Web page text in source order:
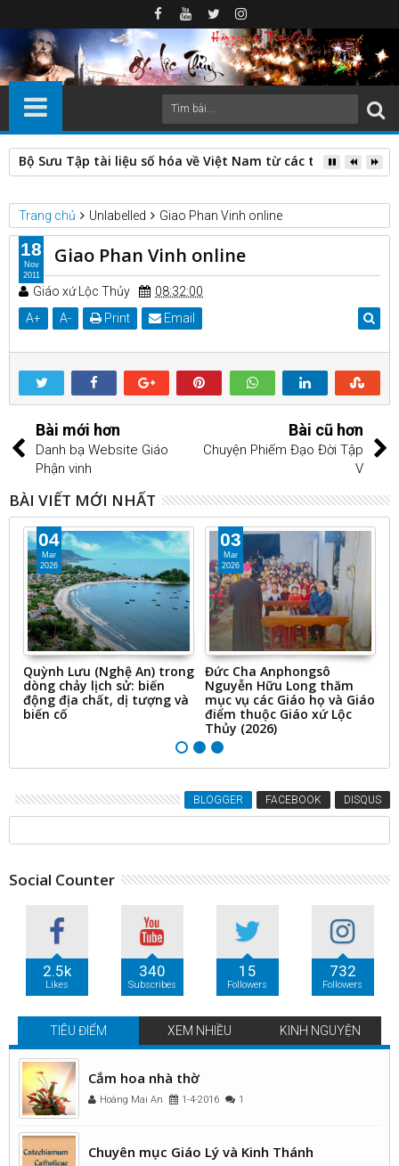
Bộ Sưu Tập tài liệu số hóa về Việt Nam từ các thư viện nước
Trang chủ Unlabelled Giao Phan Vinh online
Giao Phan Vinh online
Giáo xứ Lộc Thủy
08:32:00
A+ A- Print Email
18
Nov
2011
Bài mới hơn
Danh bạ Website Giáo
Phận vinh
Bài cũ hơn
Chuyện Phiếm Đạo Đời Tập
V
BÀI VIẾT MỚI NHẤT
04
Mar
2026
Quỳnh Lưu (Nghệ An) trong
dòng chảy lịch sử: biến
động địa chất, dị tượng và
biến cố
03
Mar
2026
Đức Cha Anphongsô
Nguyễn Hữu Long thăm
mục vụ các Giáo họ và Giáo
điểm thuộc Giáo xứ Lộc
Thủy (2026)
BLOGGER FACEBOOK DISQUS
Social Counter
2.5k
Likes
340
Subscribes
15
Followers
732
Followers
TIÊU ĐIỂM XEM NHIỀU KINH NGUYỆN
Cắm hoa nhà thờ
Hoàng Mai An 1-4-2016 1
Chuyên mục Giáo Lý và Kinh Thánh